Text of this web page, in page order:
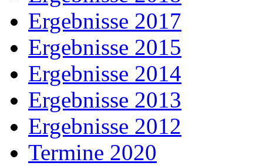
Ergebnisse 2017
Ergebnisse 2015
Ergebnisse 2014
Ergebnisse 2013
Ergebnisse 2012
Termine 2020